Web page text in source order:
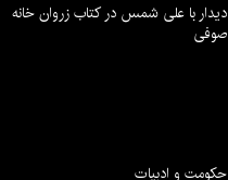
دیدار با علی شمس در کتاب زروان خانه
صوفی
حکومت و ادبیات